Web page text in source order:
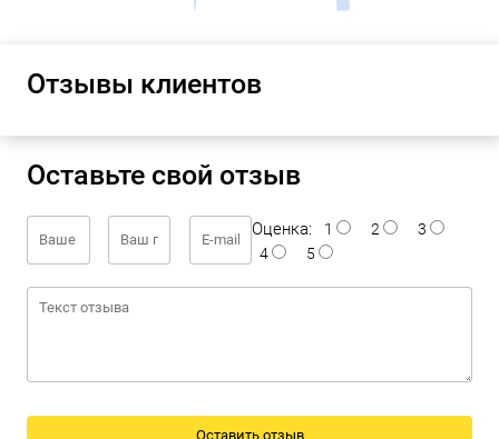
Отзывы клиентов
Оставьте свой отзыв
Оценка: 1 2
3
4
5